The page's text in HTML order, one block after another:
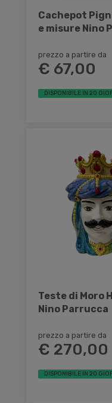
Cachepot
e misure Nino
prezzo a partire da
€ 67,00
DISPONIBILE IN 20
Teste di Moro
Nino Parrucca
prezzo a partire da
€ 270,00
DISPONIBILE IN 20